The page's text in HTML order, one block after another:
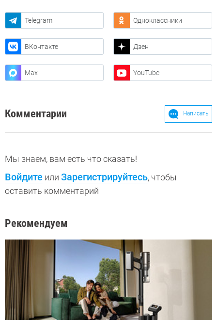
Telegram Одноклассники
ВКонтакте Дзен
Max YouTube
Комментарии Написать
Мы знаем, вам есть что сказать!
Войдите или Зарегистрируйтесь, чтобы
оставить комментарий
Рекомендуем